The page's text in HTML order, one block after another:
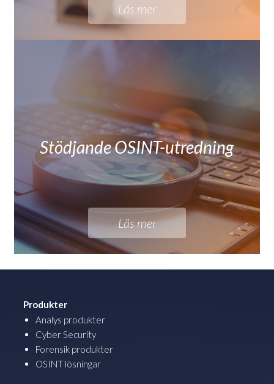
Läs mer
Stödjande OSINT-utredning
Läs mer
Produkter
Analys produkter
Cyber Security
Forensik produkter
OSINT lösningar